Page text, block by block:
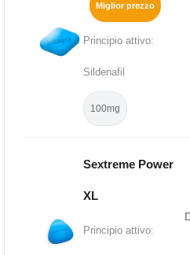
Miglior prezzo
Principio attivo:
Sildenafil
100mg
Sextreme Power
XL
Principio attivo: